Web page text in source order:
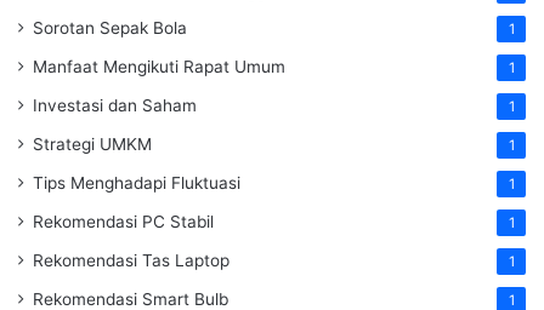
Sorotan Sepak Bola 1
Manfaat Mengikuti Rapat Umum 1
Investasi dan Saham 1
Strategi UMKM 1
Tips Menghadapi Fluktuasi 1
Rekomendasi PC Stabil 1
Rekomendasi Tas Laptop 1
Rekomendasi Smart Bulb 1